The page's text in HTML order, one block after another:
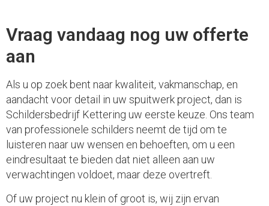
Vraag vandaag nog uw offerte
aan
Als u op zoek bent naar kwaliteit, vakmanschap, en
aandacht voor detail in uw spuitwerk project, dan is
Schildersbedrijf Kettering uw eerste keuze. Ons team
van professionele schilders neemt de tijd om te
luisteren naar uw wensen en behoeften, om u een
eindresultaat te bieden dat niet alleen aan uw
verwachtingen voldoet, maar deze overtreft.
Of uw project nu klein of groot is, wij zijn ervan